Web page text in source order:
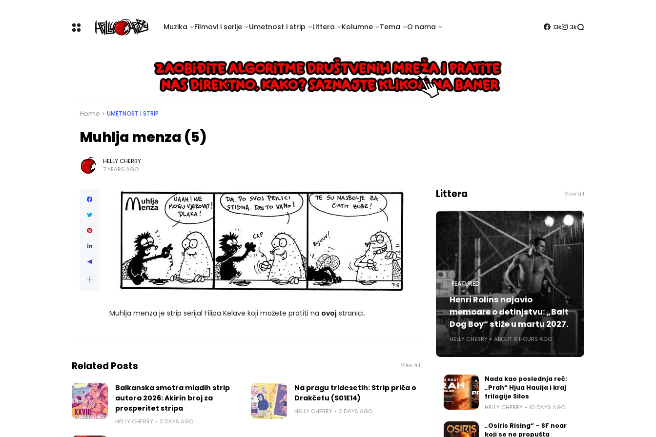
Muzika Filmovi i serije Umetnost i strip Littera Kolumne Tema O nama 13k 3k
Home UMETNOST I STRIP
Muhlja menza (5)
HELLY CHERRY
7 YEARS AGO
Muhlja menza je strip serijal Filipa Kelave koji možete pratiti na ovoj stranici.
Related Posts View all
Balkanska smotra mladih strip
autora 2026: Akirin broj za
prosperitet stripa
HELLY CHERRY 2 DAYS AGO
Na pragu tridesetih: Strip priča o
Drakčetu (S01E14)
HELLY CHERRY 2 DAYS AGO
Littera View all
FEATURED
Henri Rolins najavio
memoare o detinjstvu: „Bait
Dog Boy“ stiže u martu 2027.
HELLY CHERRY ABOUT 8 HOURS AGO
Nada kao poslednja reč:
„Prah“ Hjua Hauija i kraj
trilogije Silos
HELLY CHERRY 10 DAYS AGO
„Osiris Rising“ – SF noar
koji se ne propušta